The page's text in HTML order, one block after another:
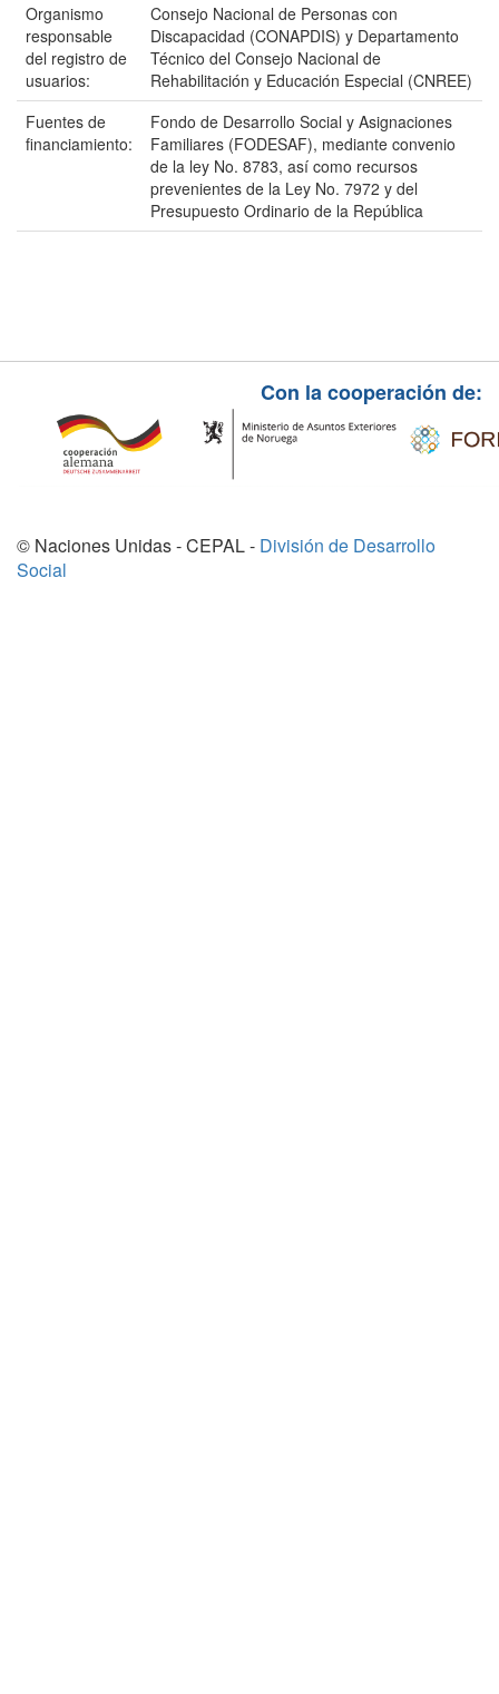
Organismo
responsable
del registro de
usuarios:
Consejo Nacional de Personas con
Discapacidad (CONAPDIS) y Departamento
Técnico del Consejo Nacional de
Rehabilitación y Educación Especial (CNREE)
Fuentes de
financiamiento:
Fondo de Desarrollo Social y Asignaciones
Familiares (FODESAF), mediante convenio
de la ley No. 8783, así como recursos
prevenientes de la Ley No. 7972 y del
Presupuesto Ordinario de la República
Con la cooperación de:
© Naciones Unidas - CEPAL - División de Desarrollo
Social